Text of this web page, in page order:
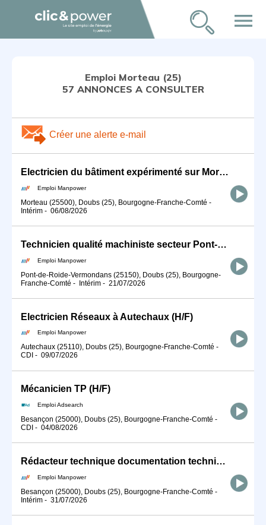
menu
Emploi Morteau (25)
57 ANNONCES A CONSULTER
Créer une alerte e-mail
Electricien du bâtiment expérimenté sur Morteau (H/F)
Emploi Manpower
Morteau (25500), Doubs (25), Bourgogne-Franche-Comté -
Intérim - 06/08/2026
Technicien qualité machiniste secteur Pont-de-roide (H/F)
Emploi Manpower
Pont-de-Roide-Vermondans (25150), Doubs (25), Bourgogne-
Franche-Comté - Intérim - 21/07/2026
Electricien Réseaux à Autechaux (H/F)
Emploi Manpower
Autechaux (25110), Doubs (25), Bourgogne-Franche-Comté -
CDI - 09/07/2026
Mécanicien TP (H/F)
Emploi Adsearch
Besançon (25000), Doubs (25), Bourgogne-Franche-Comté -
CDI - 04/08/2026
Rédacteur technique documentation technique besancon (H/F)
Emploi Manpower
Besançon (25000), Doubs (25), Bourgogne-Franche-Comté -
Intérim - 31/07/2026